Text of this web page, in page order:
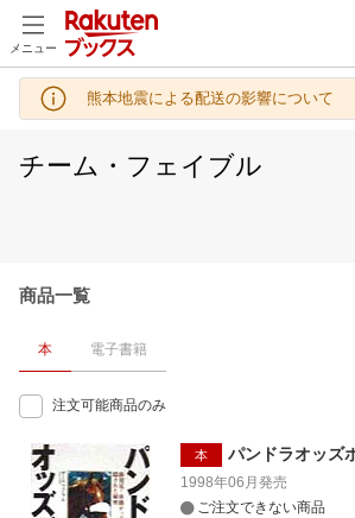
メニュー
熊本地震による配送の影響について
チーム・フェイブル
商品一覧
本 電子書籍
注文可能商品のみ
本 パンドラオッズ
1998年06月 発売
ご注文できない商品